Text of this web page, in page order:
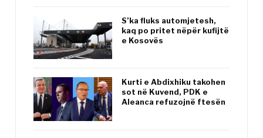
S’ka fluks automjetesh,
kaq po pritet nëpër kufijtë
e Kosovës
Kurti e Abdixhiku takohen
sot në Kuvend, PDK e
Aleanca refuzojnë ftesën